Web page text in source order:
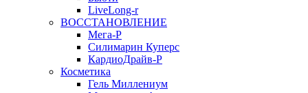
LiveLong-r
ВОССТАНОВЛЕНИЕ
Мега-Р
Силимарин Куперс
КардиоДрайв-Р
Косметика
Гель Миллениум